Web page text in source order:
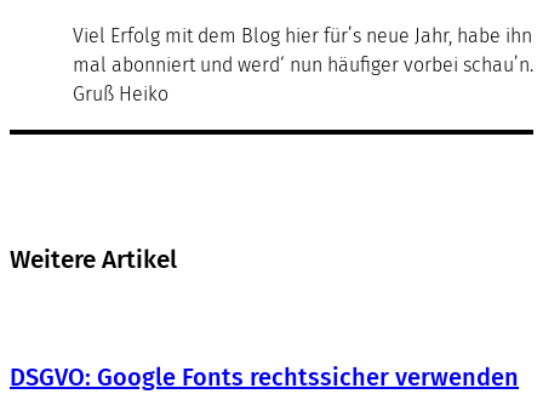
Viel Erfolg mit dem Blog hier für’s neue Jahr, habe ihn
mal abonniert und werd‘ nun häufiger vorbei schau’n.
Gruß Heiko
Weitere Artikel
DSGVO: Google Fonts rechtssicher verwenden